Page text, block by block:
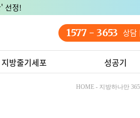
선정!
1577 - 3653 상
지방줄기세포 성공기
HOME - 지방하나만